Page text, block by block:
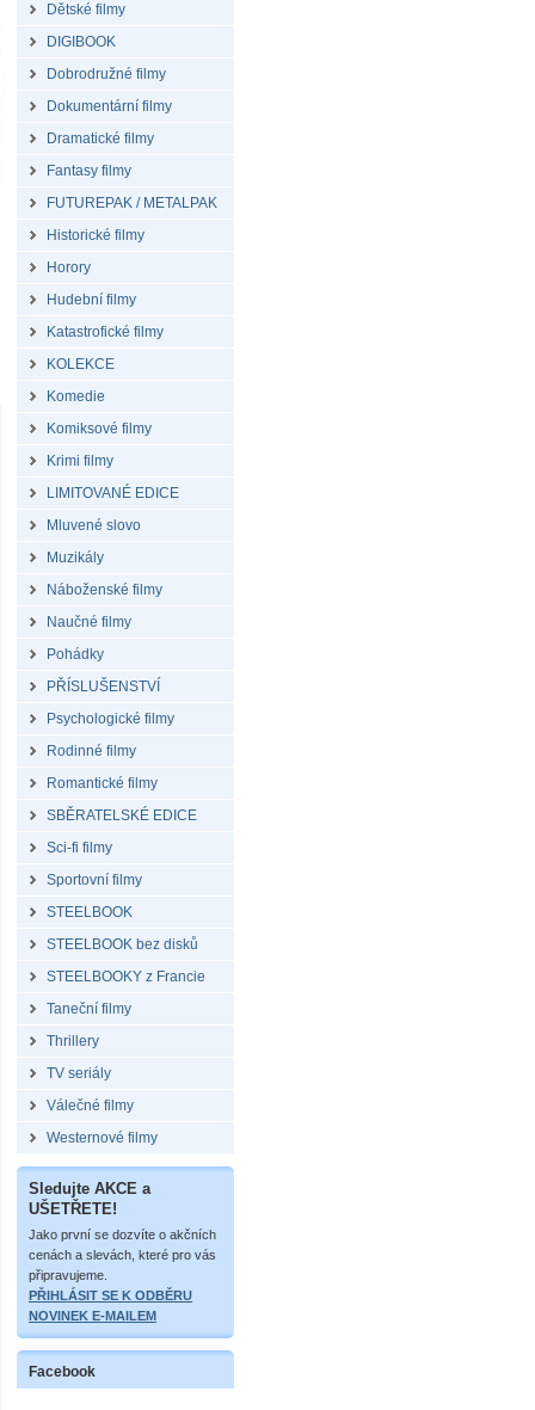
Dětské filmy
DIGIBOOK
Dobrodružné filmy
Dokumentární filmy
Dramatické filmy
Fantasy filmy
FUTUREPAK / METALPAK
Historické filmy
Horory
Hudební filmy
Katastrofické filmy
KOLEKCE
Komedie
Komiksové filmy
Krimi filmy
LIMITOVANÉ EDICE
Mluvené slovo
Muzikály
Náboženské filmy
Naučné filmy
Pohádky
PŘÍSLUŠENSTVÍ
Psychologické filmy
Rodinné filmy
Romantické filmy
SBĚRATELSKÉ EDICE
Sci-fi filmy
Sportovní filmy
STEELBOOK
STEELBOOK bez disků
STEELBOOKY z Francie
Taneční filmy
Thrillery
TV seriály
Válečné filmy
Westernové filmy
Sledujte AKCE a
UŠETŘETE!
Jako první se dozvíte o akčních
cenách a slevách, které pro vás
připravujeme.
PŘIHLÁSIT SE K ODBĚRU
NOVINEK E-MAILEM
Facebook